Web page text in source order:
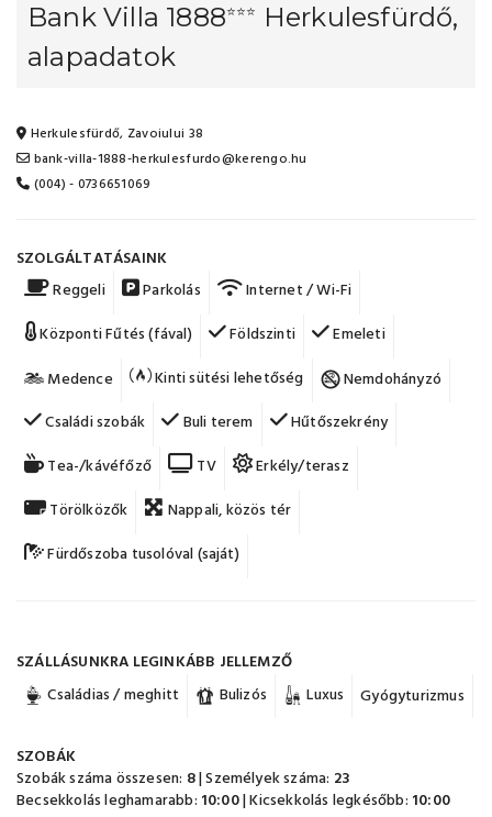
Bank Villa 1888⭐⭐⭐
Herkulesfürdő,
alapadatok
Herkulesfürdő, Zavoiului 38
bank-villa-1888-herkulesfurdo@kerengo.hu
(004) - 0736651069
SZOLGÁLTATÁSAINK
Reggeli
Parkolás
Internet / Wi-Fi
Központi Fűtés (fával)
Földszinti
Emeleti
Medence
Kinti sütési lehetőség
Nemdohányzó
Családi szobák
Buli terem
Hűtőszekrény
Tea-/kávéfőző
TV
Erkély/terasz
Törölközők
Nappali, közös tér
Fürdőszoba tusolóval (saját)
SZÁLLÁSUNKRA LEGINKÁBB JELLEMZŐ
Családias / meghitt
Bulizós Luxus Gyógyturizmus
SZOBÁK
Szobák száma összesen: 8| Személyek száma: 23
Becsekkolás leghamarabb: 10:00| Kicsekkolás legkésőbb: 10:00